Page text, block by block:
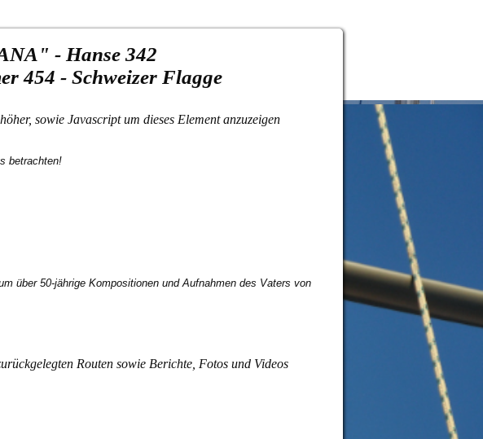
- Hanse 342
454 - Schweizer Flagge
sowie Javascript um dieses Element anzuzeigen
betrachten!
über 50-jährige Kompositionen und Aufnahmen des Vaters von
Routen sowie Berichte, Fotos und Videos